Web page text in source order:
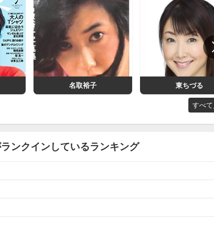
名取裕子 東ちづる
すべて
ンクインしているランキング